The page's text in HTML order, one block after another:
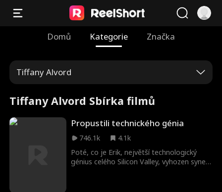
Domů Kategorie Značka
Tiffany Alvord
Tiffany Alvord Sbírka filmů
Propustili technického génia
746.1k
4.1k
Poté, co je Erik, největší technologický
génius celého Silicon Valley, vyhozen synem